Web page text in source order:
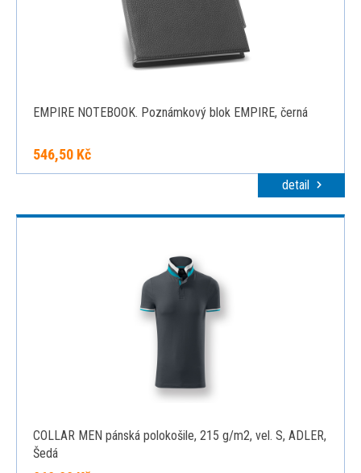
EMPIRE NOTEBOOK. Poznámkový blok EMPIRE, černá
546,50 Kč
detail
COLLAR MEN pánská polokošile, 215 g/m2, vel. S, ADLER,
Šedá